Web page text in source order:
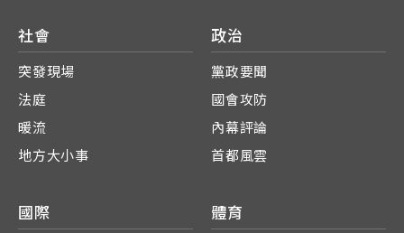
社會
突發現場
法庭
暖流
地方大小事
政治
黨政要聞
國會攻防
內幕評論
首都風雲
國際 體育